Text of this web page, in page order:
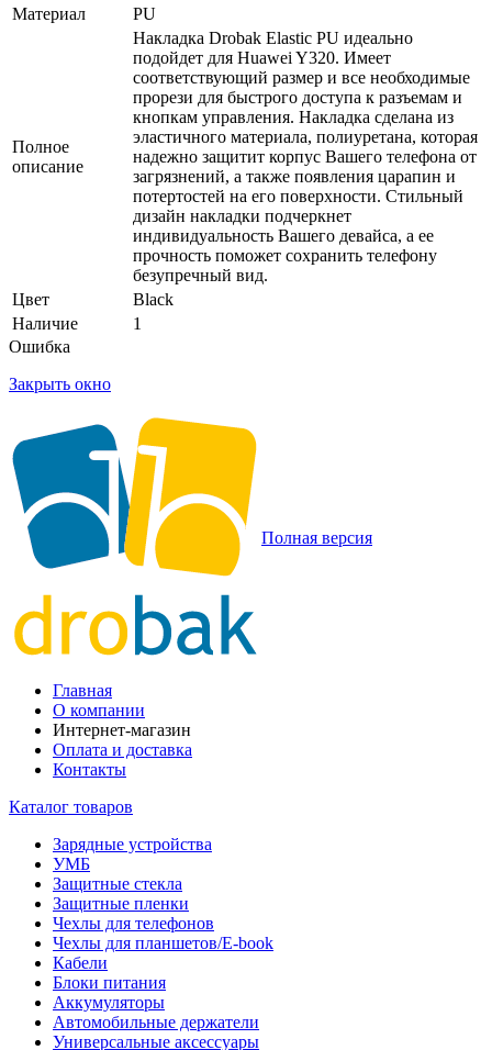
Материал
PU
Полное
описание
Накладка Drobak Elastic PU идеально
подойдет для Huawei Y320. Имеет
соответствующий размер и все необходимые
прорези для быстрого доступа к разъемам и
кнопкам управления. Накладка сделана из
эластичного материала, полиуретана, которая
надежно защитит корпус Вашего телефона от
загрязнений, а также появления царапин и
потертостей на его поверхности. Стильный
дизайн накладки подчеркнет
индивидуальность Вашего девайса, а ее
прочность поможет сохранить телефону
безупречный вид.
Цвет
Black
Наличие
1
Ошибка
Закрыть окно
Полная версия
Главная
О компании
Интернет-магазин
Оплата и доставка
Контакты
Каталог товаров
Зарядные устройства
УМБ
Защитные стекла
Защитные пленки
Чехлы для телефонов
Чехлы для планшетов/E-book
Кабели
Блоки питания
Аккумуляторы
Автомобильные держатели
Универсальные аксессуары